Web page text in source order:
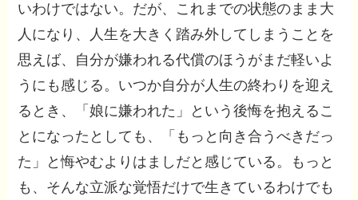
いわけではない。だが、これまでの状態のまま大
人になり、人生を大きく踏み外してしまうことを
思えば、自分が嫌われる代償のほうがまだ軽いよ
うにも感じる。いつか自分が人生の終わりを迎え
るとき、「娘に嫌われた」という後悔を抱えるこ
とになったとしても、「もっと向き合うべきだっ
た」と悔やむよりはましだと感じている。もっと
も、そんな立派な覚悟だけで生きているわけでも